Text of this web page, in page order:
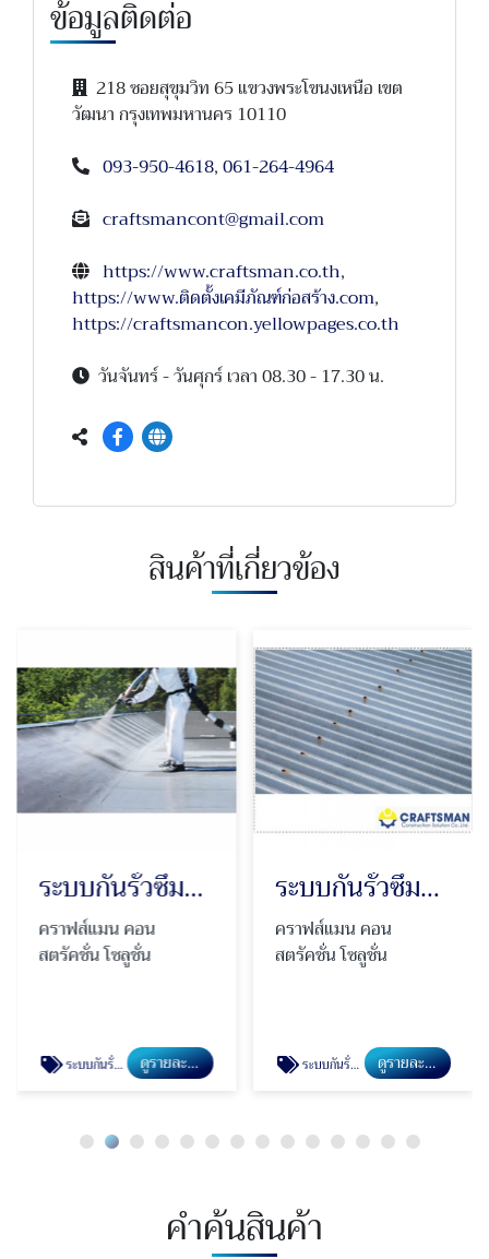
ข้อมูลติดต่อ
218 ซอยสุขุมวิท 65 แขวงพระโขนงเหนือ เขต
วัฒนา กรุงเทพมหานคร 10110
093-950-4618,061-264-4964
craftsmancont@gmail.com
https://www.craftsman.co.th,
https://www.ติดตั้งเคมีภัณฑ์ก่อสร้าง.com,
https://craftsmancon.yellowpages.co.th
วันจันทร์ - วันศุกร์ เวลา 08.30 - 17.30 น.
สินค้าที่เกี่ยวข้อง
ระบบกันรั่วซึมคุณภาพสูง Polyurea
คราฟส์แมน คอน
สตรัคชั่น โซลูชั่น
ระบบกันรั่วซึมคุณภาพสูง Polyurea ดูรายละเอียด
ระบบกันรั่วซึมหลังคาเมทัลชีท
คราฟส์แมน คอน
สตรัคชั่น โซลูชั่น
ระบบกันรั่วซึมหลังคาเมทัลชีท ดูรายละเอียด
คำค้นสินค้า